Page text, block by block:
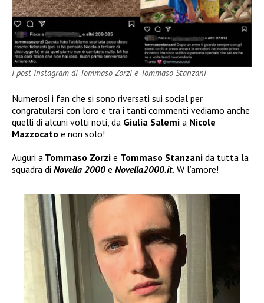
I post Instagram di Tommaso Zorzi e Tommaso Stanzani
Numerosi i fan che si sono riversati sui social per
congratularsi con loro e tra i tanti commenti vediamo anche
quelli di alcuni volti noti, da Giulia Salemi a Nicole
Mazzocato e non solo!
Auguri a Tommaso Zorzi e Tommaso Stanzani da tutta la
squadra di Novella 2000 e Novella2000.it. W l’amore!